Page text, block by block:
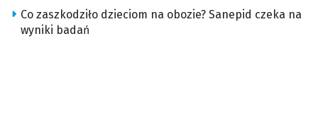
Co zaszkodziło dzieciom na obozie? Sanepid czeka na
wyniki badań